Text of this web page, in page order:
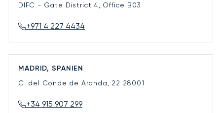
DIFC - Gate District 4, Office B03
+971 4 227 4434
MADRID, SPANIEN
C. del Conde de Aranda, 22 28001
+34 915 907 299